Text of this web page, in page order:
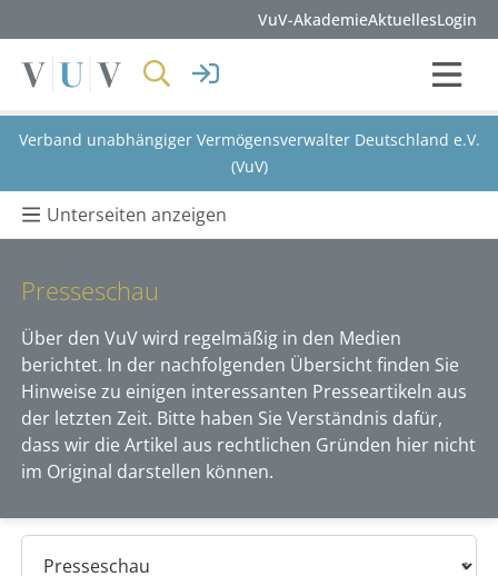
VuV-AkademieAktuellesLogin
Verband unabhängiger Vermögensverwalter Deutschland e.V.
(VuV)
Unterseiten anzeigen
Presseschau
Über den VuV wird regelmäßig in den Medien
berichtet. In der nachfolgenden Übersicht finden Sie
Hinweise zu einigen interessanten Presseartikeln aus
der letzten Zeit. Bitte haben Sie Verständnis dafür,
dass wir die Artikel aus rechtlichen Gründen hier nicht
im Original darstellen können.